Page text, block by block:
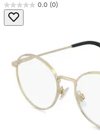
0.0 (0)
0.0
von
5